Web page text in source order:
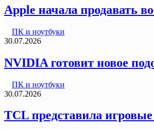
Apple начала продавать
ПК и ноутбуки
30.07.2026
NVIDIA готовит новое
ПК и ноутбуки
30.07.2026
TCL представила